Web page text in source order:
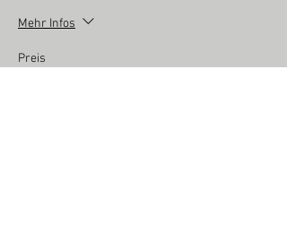
Mehr Infos
Preis